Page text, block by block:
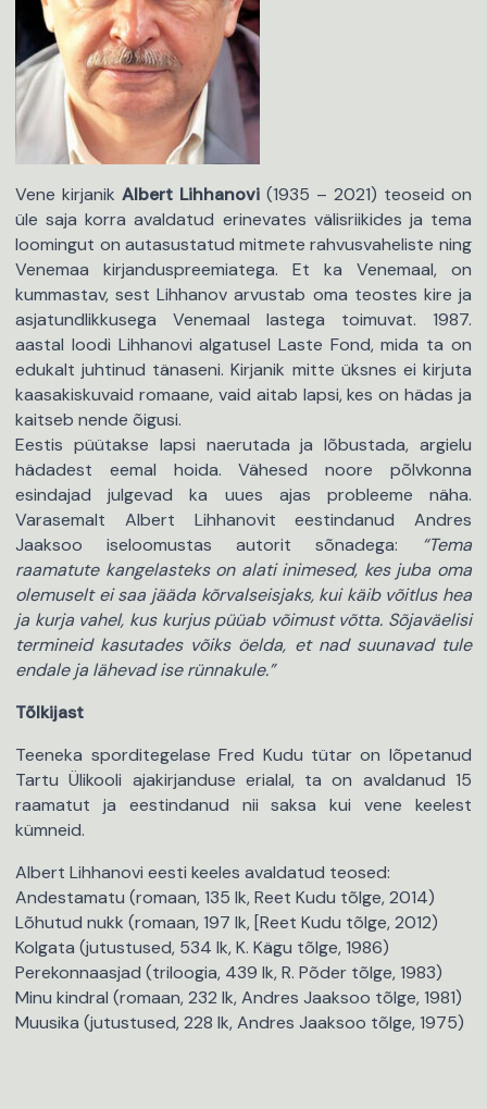
Vene kirjanikAlbert Lihhanovi (1935 – 2021) teoseid on
üle saja korra avaldatud erinevates välisriikides ja tema
loomingut on autasustatud mitmete rahvusvaheliste ning
Venemaa kirjanduspreemiatega. Et ka Venemaal, on
kummastav, sest Lihhanov arvustab oma teostes kire ja
asjatundlikkusega Venemaal lastega toimuvat. 1987.
aastal loodi Lihhanovi algatusel Laste Fond, mida ta on
edukalt juhtinud tänaseni. Kirjanik mitte üksnes ei kirjuta
kaasakiskuvaid romaane, vaid aitab lapsi, kes on hädas ja
kaitseb nende õigusi.
Eestis püütakse lapsi naerutada ja lõbustada, argielu
hädadest eemal hoida. Vähesed noore põlvkonna
esindajad julgevad ka uues ajas probleeme näha.
Varasemalt Albert Lihhanovit eestindanud Andres
Jaaksoo iseloomustas autorit sõnadega:
“Tema
raamatute kangelasteks on alati inimesed, kes juba oma
olemuselt ei saa jääda kõrvalseisjaks, kui käib võitlus hea
ja kurja vahel, kus kurjus püüab võimust võtta. Sõjaväelisi
termineid kasutades võiks öelda, et nad suunavad tule
endale ja lähevad ise rünnakule.”
Tõlkijast
Teeneka sporditegelase Fred Kudu tütar on lõpetanud
Tartu Ülikooli ajakirjanduse erialal, ta on avaldanud 15
raamatut ja eestindanud nii saksa kui vene keelest
kümneid.
Albert Lihhanovi eesti keeles avaldatud teosed:
Andestamatu (romaan, 135 lk, Reet Kudu tõlge, 2014)
Lõhutud nukk (romaan, 197 lk, [Reet Kudu tõlge, 2012)
Kolgata (jutustused, 534 lk, K. Kägu tõlge, 1986)
Perekonnaasjad (triloogia, 439 lk, R. Põder tõlge, 1983)
Minu kindral (romaan, 232 lk, Andres Jaaksoo tõlge, 1981)
Muusika (jutustused, 228 lk, Andres Jaaksoo tõlge, 1975)